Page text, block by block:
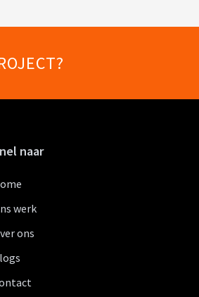
naar
werk
ons